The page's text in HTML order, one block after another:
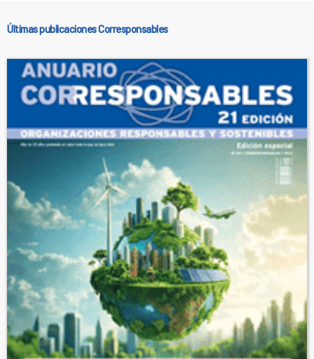
Últimas publicaciones Corresponsables